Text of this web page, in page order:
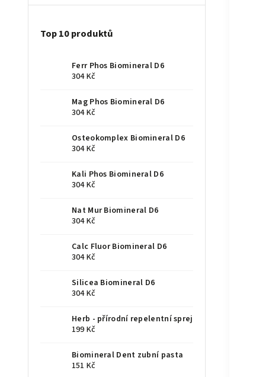
Top 10 produktů
Ferr Phos Biomineral D6
304 Kč
Mag Phos Biomineral D6
304 Kč
Osteokomplex Biomineral D6
304 Kč
Kali Phos Biomineral D6
304 Kč
Nat Mur Biomineral D6
304 Kč
Calc Fluor Biomineral D6
304 Kč
Silicea Biomineral D6
304 Kč
Herb - přírodní repelentní sprej
199 Kč
Biomineral Dent zubní pasta
151 Kč